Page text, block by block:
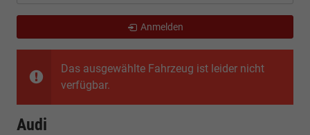
Das ausgewählte Fahrzeug ist leider nicht
verfügbar.
Audi
Anmelden